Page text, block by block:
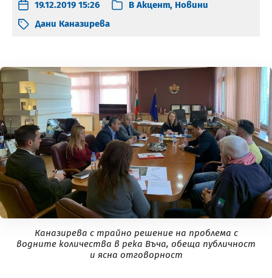
19.12.2019 15:26 В Акцент, Новини
Дани Каназирева
Каназирева с трайно решение на проблема с
водните количества в река Въча, обеща публичност
и ясна отговорност